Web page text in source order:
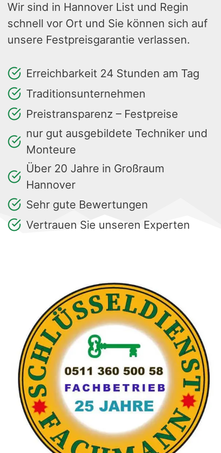
Wir sind in Hannover List und Regin
schnell vor Ort und Sie können sich auf
unsere Festpreisgarantie verlassen.
Erreichbarkeit 24 Stunden am Tag
Traditionsunternehmen
Preistransparenz – Festpreise
nur gut ausgebildete Techniker und
Monteure
Über 20 Jahre in Großraum
Hannover
Sehr gute Bewertungen
Vertrauen Sie unseren Experten